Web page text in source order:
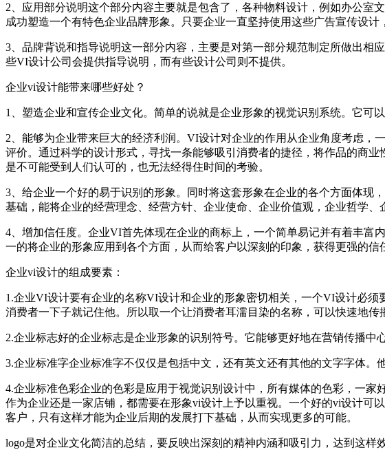
2、应用部分说明这个部分内容主要就是包含了，各种物料设计，例如办公室
成功塑造一个有特色企业品牌形象。只要企业一直坚持使用这些广告宣传设
3、品牌背说和指导说明这一部分内容，主要是对第一部分规范制定所做出
些VI设计公司会提供指导说明，而有些设计公司则不提供。
企业vi设计能带来哪些好处？
1、塑造企业和宣传企业文化。简单的说就是企业形象的视觉识别系统。它可
2、能够为企业带来巨大的经济利润。VI设计对企业的作用从企业角度考虑
评价。通过科学的设计形式，寻找一条能够吸引消费者的捷径，将作品的商
是不可能受到人们认可的，也无法经得住时间的考验。
3、给企业一个好的易于识别的形象。同时将这套形象在企业的各个方面体
基础，能将企业的经营理念、经营方针、企业使命、企业价值观，企业哲学
4、增加信任度。企业VI首先体现在企业的商标上，一个简单易记并有着丰
一的将企业的形象应用到各个方面，从而给客户以深刻的印象，获得更强的信
企业vi设计的组成要素：
1.企业VI设计要有企业的名称VI设计和企业的形象密切相关，一个VI设计必
消费者一下子就记住他。所以取一个让消费者耳濡目染的名称，可以快速地传
2.企业标志好的企业标志是企业形象的识别符号。它能够更好地在营销传播中
3.企业标准字企业标准字不仅仅是包括中文，还有英文还有其他的文字字体。
4.企业标准色彩企业的色彩是应用于视觉识别设计中，所有媒体的色彩，一
作为企业还是一家店铺，都需要在形象vi设计上予以重视。一个好的vi设计可
客户，只有这样才能为企业后期的发展打下基础，从而实现更多的可能。
logo是对企业文化简洁的总结，要反映出深刻的精神内涵和吸引力，达到这